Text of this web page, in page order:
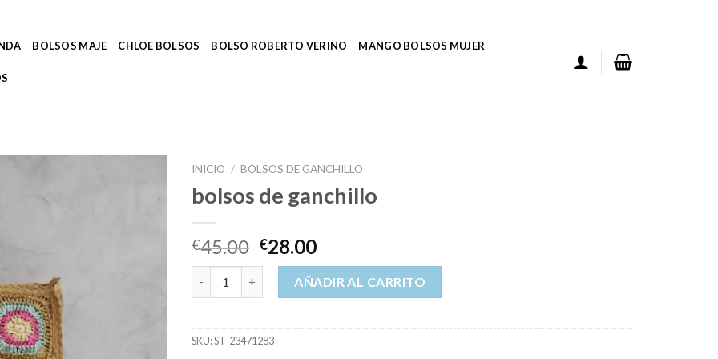
BOLSOS MAJE CHLOE BOLSOS BOLSO ROBERTO VERINO MANGO BOLSOS MUJER
INICIO / BOLSOS DE GANCHILLO
bolsos de ganchillo
€45.00 €28.00
bolsos de ganchillo cantidadAÑADIR AL CARRITO
SKU:ST-23471283